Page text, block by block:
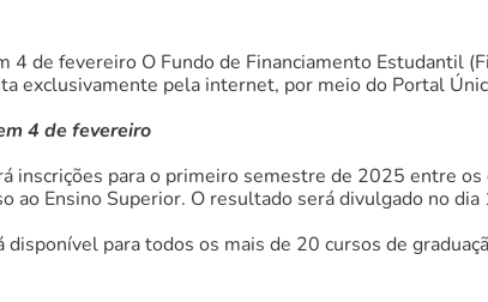
4 de fevereiro O Fundo de Financiamento Estudantil
exclusivamente pela internet, por meio do Portal
4 de fevereiro
inscrições para o primeiro semestre de 2025 entre
ao Ensino Superior. O resultado será divulgado no
para todos os mais de 20 cursos de